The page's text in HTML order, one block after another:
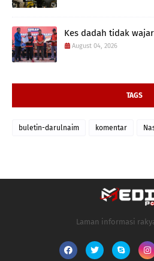
Kes dadah tidak
August 04, 2026
TAGS
buletin-darulnaim komentar
Laman informasi